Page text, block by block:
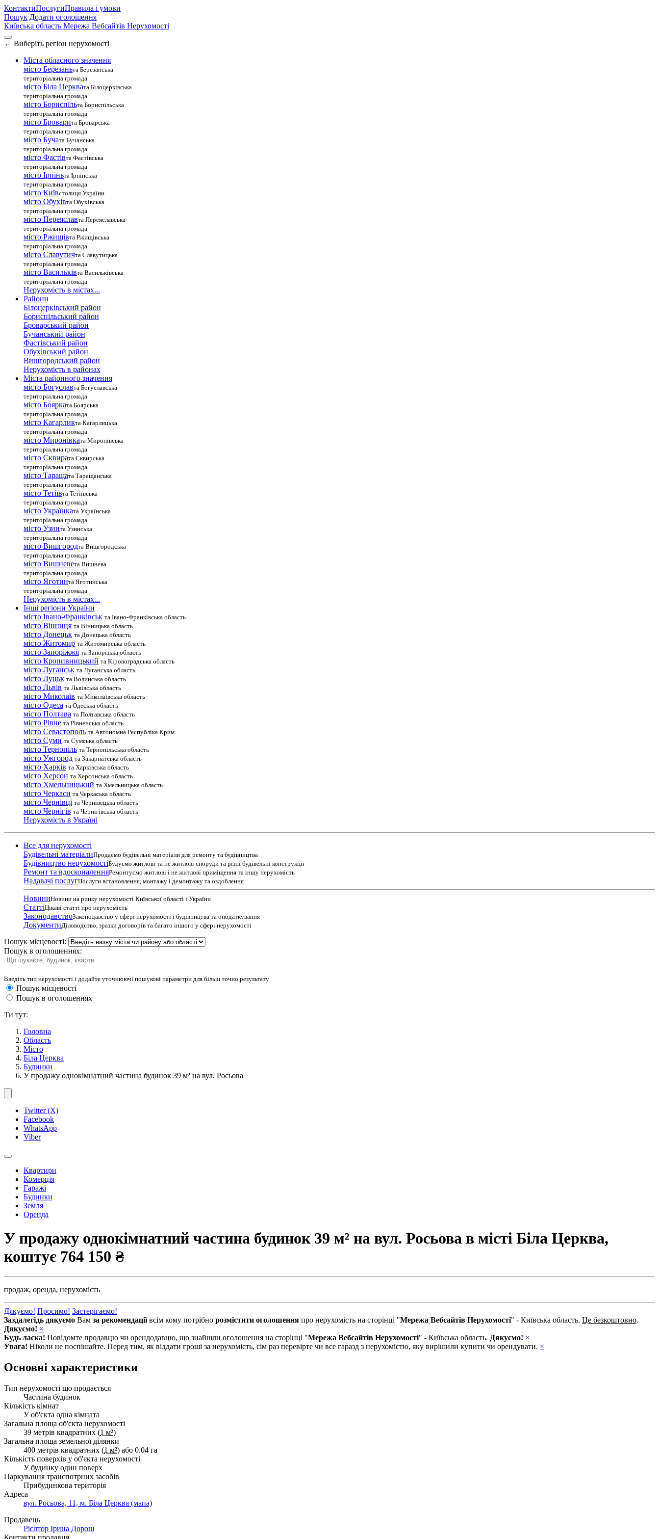
КонтактиПослугиПравила і умови
Пошук Додати оголошення
Київська область Мережа Вебсайтів Нерухомості
← Виберіть регіон нерухомості
Міста обласного значення
місто Березаньта Березанська
територіальна громада
місто Біла Церквата Білоцерківська
територіальна громада
місто Бориспільта Бориспільська
територіальна громада
місто Броварита Броварська
територіальна громада
місто Бучата Бучанська
територіальна громада
місто Фастівта Фастівська
територіальна громада
місто Ірпіньта Ірпінська
територіальна громада
місто Київстолиця України
місто Обухівта Обухівська
територіальна громада
місто Переяславта Переяславська
територіальна громада
місто Ржищівта Ржищівська
територіальна громада
місто Славутичта Славутицька
територіальна громада
місто Василькiвта Васильківська
територіальна громада
Нерухомість в містах...
Райони
Білоцерківський район
Бориспільський район
Броварський район
Бучанський район
Фастівський район
Обухівський район
Вишгородський район
Нерухомість в районах
Міста районного значення
місто Богуславта Богуславська
територіальна громада
місто Боярката Боярська
територіальна громада
місто Кагарликта Кагарлицька
територіальна громада
місто Миронівката Миронівська
територіальна громада
місто Сквирата Сквирська
територіальна громада
місто Таращата Таращанська
територіальна громада
місто Тетіївта Тетіївська
територіальна громада
місто Українката Українська
територіальна громада
місто Узинта Узинська
територіальна громада
місто Вишгородта Вишгородська
територіальна громада
місто Вишневета Вишнева
територіальна громада
місто Яготинта Яготинська
територіальна громада
Нерухомість в містах...
Інші регіони України
місто Івано-Франківськ та Івано-Франківська область
місто Вінниця та Вінницька область
місто Донецьк та Донецька область
місто Житомир та Житомирська область
місто Запоріжжя та Запорізька область
місто Кропивницький та Кіровоградська область
місто Луганськ та Луганська область
місто Луцьк та Волинська область
місто Львів та Львівська область
місто Миколаїв та Миколаївська область
місто Одеса та Одеська область
місто Полтава та Полтавська область
місто Рівне та Рівненська область
місто Севастополь та Автономна Республіка Крим
місто Суми та Сумська область
місто Тернопіль та Тернопільська область
місто Ужгород та Закарпатська область
місто Харків та Харківська область
місто Херсон та Херсонська область
місто Хмельницький та Хмельницька область
місто Черкаси та Черкаська область
місто Чернівці та Чернівецька область
місто Чернігів та Чернігівська область
Нерухомість в Україні
Все для нерухомості
Будівельні матеріалиПродаємо будівельні матеріали для ремонту та будівництва
Будівництво нерухомостіБудуємо житлові та не житлові споруди та різні будівельні конструкції
Ремонт та вдосконаленняРемонтуємо житлові і не житлові приміщення та іншу нерухомість
Надавачі послугПослуги встановлення, монтажу і демонтажу та оздоблення
НовиниНовини на ринку нерухомості Київської області і України
СтаттіЦікаві статті про нерухомість
ЗаконодавствоЗаконодавство у сфері нерухомості і будівництва та оподаткування
ДокументиДіловодство, зразки договорів та багато іншого у сфері нерухомості
Пошук місцевості:
Пошук в оголошеннях:
Введіть тип нерухомості і додайте уточнюючі пошукові параметри для більш точно результату
Пошук місцевості
Пошук в оголошеннях
Ти тут:
Головна
Область
Місто
Біла Церква
Будинки
У продажу однокімнатний частина будинок 39 м² на вул. Росьова
Twitter (X)
Facebook
WhatsApp
Viber
Квартири
Комерція
Гаражі
Будинки
Земля
Оренда
У продажу однокімнатний частина будинок 39 м² на вул. Росьова в місті Біла Церква,
коштує 764 150 ₴
продаж, оренда, нерухомість
Дякуємо! Просимо! Застерігаємо!
Заздалегідь дякуємо Вам за рекомендаціївсім кому потрібно розмістити оголошення про нерухомість на сторінці "Мережа Вебсайтів Нерухомості" - Київська область. Це безкоштовно.
Дякуємо! ×
Будь ласка! Повідомте продавцю чи орендодавцю, що знайшли оголошення на сторінці "Мережа Вебсайтів Нерухомості" - Київська область. Дякуємо! ×
Увага! Ніколи не поспішайте. Перед тим, як віддати гроші за нерухомість, сім раз перевірте чи все гаразд з нерухомістю, яку вирішили купити чи орендувати. ×
Основні характеристики
Тип нерухомості що продається
Частина будинок
Кількість кімнат
У об'єкта одна кімната
Загальна площа об'єкта нерухомості
39 метрів квадратних (1 м²)
Загальна площа земельної ділянки
400 метрів квадратних (1 м²) або 0.04 га
Кількість поверхів у об'єкта нерухомості
У будинку один поверх
Паркування транспотрних засобів
Прибудинкова територія
Адреса
вул. Росьова, 11, м. Біла Церква (мапа)
Продавець
Рієлтор Ірина Дорош
Контакти продавця